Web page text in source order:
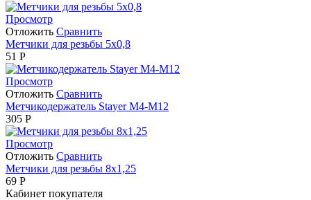
Просмотр
Отложить Сравнить
Метчики для резьбы 5х0,8
51 Р
Просмотр
Отложить Сравнить
Метчикодержатель Stayer М4-М12
305 Р
Просмотр
Отложить Сравнить
Метчики для резьбы 8х1,25
69 Р
Кабинет покупателя